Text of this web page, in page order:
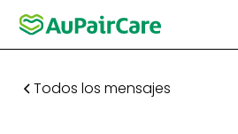
Todos los mensajes